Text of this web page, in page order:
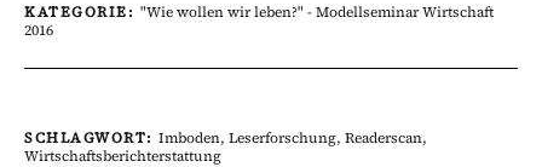
KATEGORIE: "Wie wollen wir leben?" - Modellseminar Wirtschaft
2016
SCHLAGWORT: Imboden, Leserforschung, Readerscan,
Wirtschaftsberichterstattung